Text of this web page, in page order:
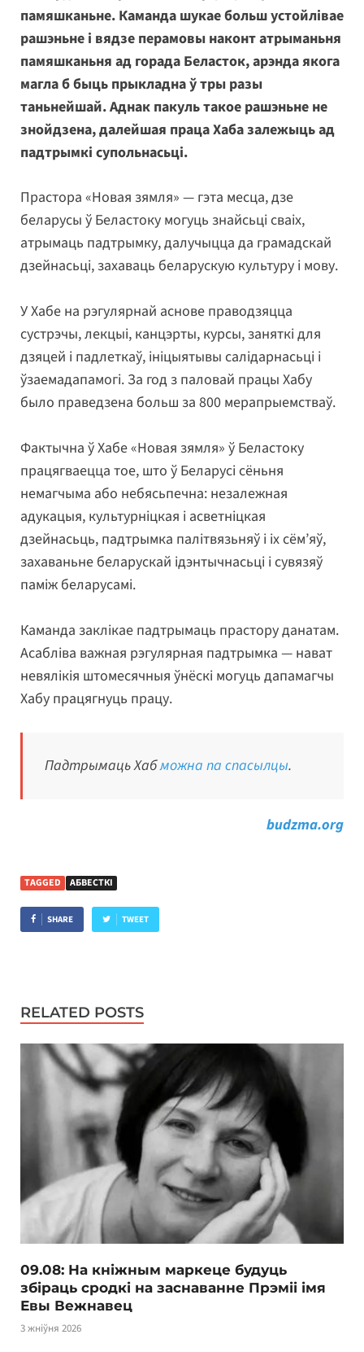
памяшканьне. Каманда шукае больш устойлівае
рашэньне і вядзе перамовы наконт атрыманьня
памяшканьня ад горада Беласток, арэнда якога
магла б быць прыкладна ў тры разы
таньнейшай. Аднак пакуль такое рашэньне не
знойдзена, далейшая праца Хаба залежыць ад
падтрымкі супольнасьці.
Прастора «Новая зямля» — гэта месца, дзе
беларусы ў Беластоку могуць знайсьці сваіх,
атрымаць падтрымку, далучыцца да грамадскай
дзейнасьці, захаваць беларускую культуру і мову.
У Хабе на рэгулярнай аснове праводзяцца
сустрэчы, лекцыі, канцэрты, курсы, заняткі для
дзяцей і падлеткаў, ініцыятывы салідарнасьці і
ўзаемадапамогі. За год з паловай працы Хабу
было праведзена больш за 800 мерапрыемстваў.
Фактычна ў Хабе «Новая зямля» ў Беластоку
працягваецца тое, што ў Беларусі сёньня
немагчыма або небясьпечна: незалежная
адукацыя, культурніцкая і асветніцкая
дзейнасьць, падтрымка палітвязьняў і іх сём’яў,
захаваньне беларускай ідэнтычнасьці і сувязяў
паміж беларусамі.
Каманда заклікае падтрымаць прастору данатам.
Асабліва важная рэгулярная падтрымка — нават
невялікія штомесячныя ўнёскі могуць дапамагчы
Хабу працягнуць працу.
Падтрымаць Хабможна па спасылцы.
budzma.org
TAGGED АБВЕСТКІ
SHARE TWEET
RELATED POSTS
09.08: На кніжным маркеце будуць
збіраць сродкі на заснаванне Прэміі імя
Евы Вежнавец
3 жніўня 2026